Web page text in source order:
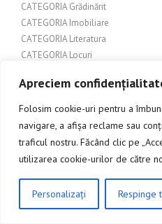
Apreciem
Folosim cookie-uri pentru a
navigare, a afișa reclame sau
traficul nostru. Făcând clic pe
utilizarea cookie-urilor de către
Personalizați Respinge
CATEGORIA Grădinărit
CATEGORIA Imobiliare
CATEGORIA Literatura
CATEGORIA Locuri
CATEGORIA Mobilier de exterior
CATEGORIA Mobilier de exterior
CATEGORIA Obloane din aluminiu
CATEGORIA Sisteme glisare uși
CATEGORIA Turism
CATEGORIA Urbanism
CLICK AICI PENTRU